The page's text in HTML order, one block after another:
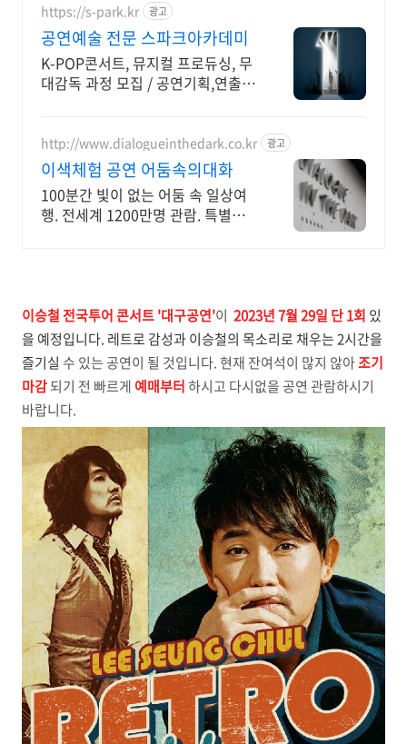
https://s-park.kr 광고
공연예술 전문 스파크아카데미
K-POP콘서트, 뮤지컬 프로듀싱, 무
대감독 과정 모집 / 공연기획,연출,
SPARK가 책임집니다
http://www.dialogueinthedark.co.kr 광고
이색체험 공연 어둠속의대화
100분간 빛이 없는 어둠 속 일상여
행. 전세계 1200만명 관람. 특별한
이승철 전국투어 콘서트 '대구공연'이 2023년 7월 29일 단 1회 있
을 예정입니다. 레트로 감성과 이승철의 목소리로 채우는 2시간을
즐기실 수 있는 공연이 될 것입니다. 현재 잔여석이 많지 않아조기
마감되기 전 빠르게 예매부터하시고 다시없을 공연 관람하시기
바랍니다.